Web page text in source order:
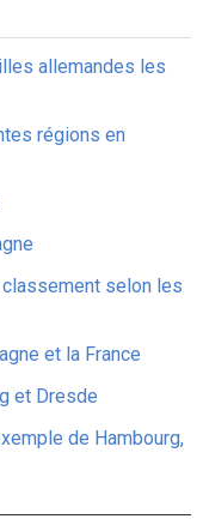
allemandes les
régions en
classement selon les
et la France
et Dresde
de Hambourg,